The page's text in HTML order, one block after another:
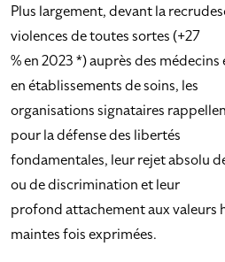
Plus largement, devant la
violences de toutes sortes (+27
% en 2023 *) auprès des
en établissements de soins, les
organisations signataires
pour la défense des libertés
fondamentales, leur rejet absolu
ou de discrimination et leur
profond attachement aux valeurs
maintes fois exprimées.